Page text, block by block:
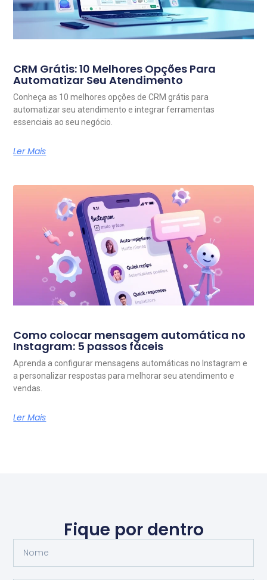
CRM Grátis: 10 Melhores Opções Para
Automatizar Seu Atendimento
Conheça as 10 melhores opções de CRM grátis para
automatizar seu atendimento e integrar ferramentas
essenciais ao seu negócio.
Ler Mais
Como colocar mensagem automática no
Instagram: 5 passos fáceis
Aprenda a configurar mensagens automáticas no Instagram e
a personalizar respostas para melhorar seu atendimento e
vendas.
Ler Mais
Fique por dentro